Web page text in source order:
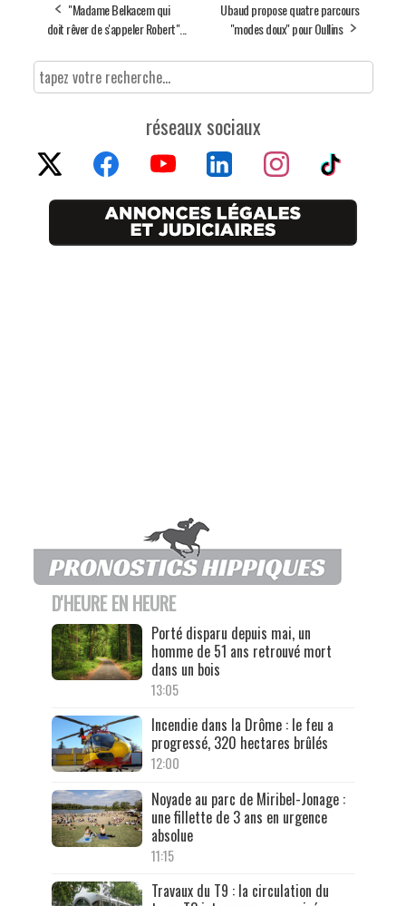
"Madame Belkacem qui
doit rêver de s'appeler Robert"...
Ubaud propose quatre parcours
"modes doux" pour Oullins
réseaux sociaux
D'HEURE EN HEURE
Porté disparu depuis mai, un
homme de 51 ans retrouvé mort
dans un bois
13:05
Incendie dans la Drôme : le feu a
progressé, 320 hectares brûlés
12:00
Noyade au parc de Miribel-Jonage :
une fillette de 3 ans en urgence
absolue
11:15
Travaux du T9 : la circulation du